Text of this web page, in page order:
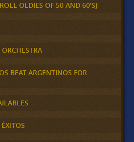
OLDIES OF 50 AND 60'S}
BEAT ARGENTINOS FOR